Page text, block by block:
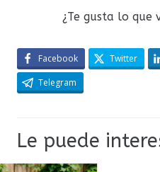
¿Te gusta lo que
Facebook Twitter
Telegram
Le puede